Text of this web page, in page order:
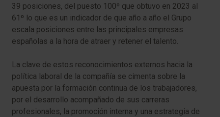
39 posiciones, del puesto 100º que obtuvo en 2023 al
61º lo que es un indicador de que año a año el Grupo
escala posiciones entre las principales empresas
españolas a la hora de atraer y retener el talento.
La clave de estos reconocimientos externos hacia la
política laboral de la compañía se cimenta sobre la
apuesta por la formación continua de los trabajadores,
por el desarrollo acompañado de sus carreras
profesionales, la promoción interna y una estrategia de